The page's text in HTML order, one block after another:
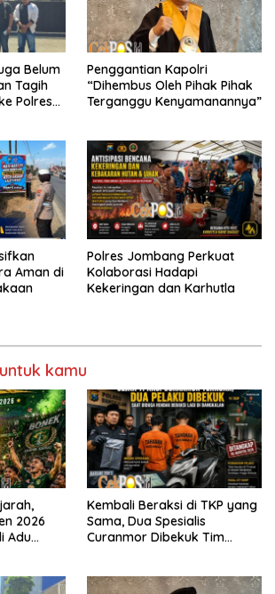
Belum
Tagih
Polres
Penggantian Kapolri
“Dihembus Oleh Pihak Pihak
Terganggu Kenyamanannya”
Aman di
Polres Jombang Perkuat
Kolaborasi Hadapi
Kekeringan dan Karhutla
kamu
2026
Adu
Kembali Beraksi di TKP yang
Sama, Dua Spesialis
Curanmor Dibekuk Tim